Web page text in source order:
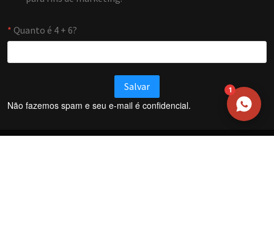
Não fazemos spam e seu e-mail é confidencial.
1